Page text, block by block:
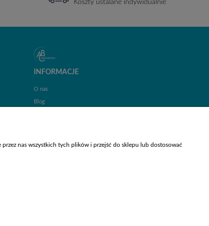
Koszty ustalane indywidualnie
INFORMACJE
O nas
Blog
nas wszystkich tych plików i przejść do sklepu lub dostosować